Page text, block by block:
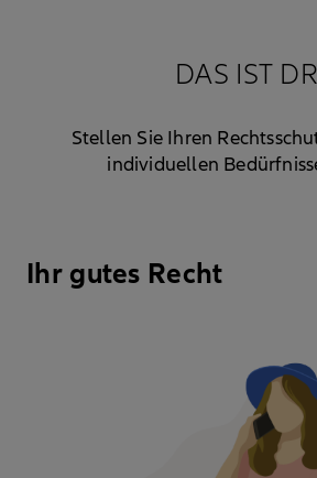
DAS IST
Stellen Sie Ihren
individuellen
Ihr gutes Recht